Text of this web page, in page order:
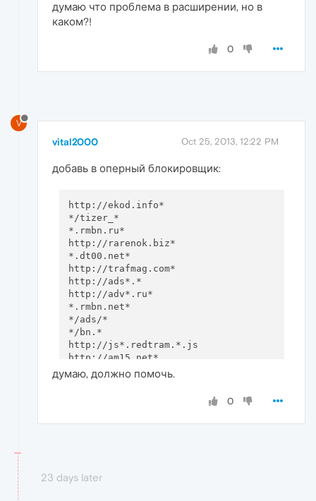
думаю что проблема в расширении, но в
каком?!
0
V
vital2000 Oct 25, 2013, 12:22 PM
добавь в оперный блокировщик:
http://ekod.info*
*/tizer_*
*.rmbn.ru*
http://rarenok.biz*
*.dt00.net*
http://trafmag.com*
http://ads*.*
http://adv*.ru*
*.rmbn.net*
*/ads/*
*/bn.*
http://js*.redtram.*.js
http://am15.net*
думаю, должно помочь.
0
23 days later